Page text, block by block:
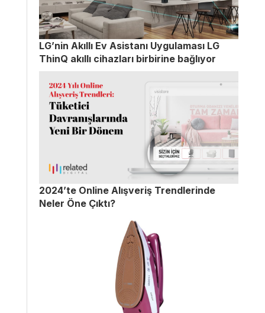
LG’nin Akıllı Ev Asistanı Uygulaması LG
ThinQ akıllı cihazları birbirine bağlıyor
2024’te Online Alışveriş Trendlerinde
Neler Öne Çıktı?